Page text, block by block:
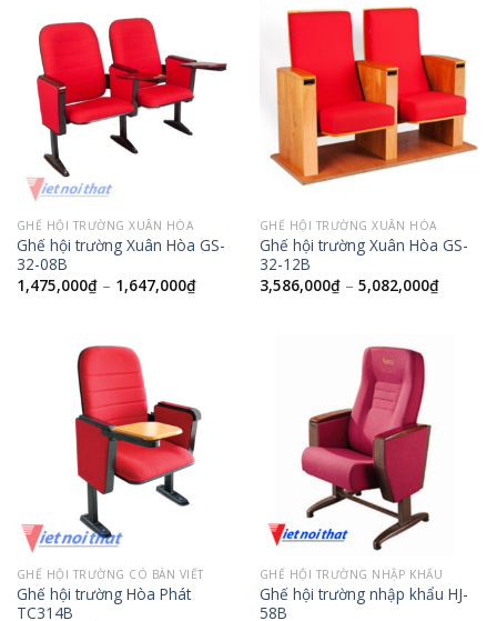
GHẾ HỘI TRƯỜNG XUÂN HÒA
Ghế hội trường Xuân Hòa GS-
32-08B
1,475,000₫– 1,647,000₫
GHẾ HỘI TRƯỜNG XUÂN HÒA
Ghế hội trường Xuân Hòa GS-
32-12B
3,586,000₫– 5,082,000₫
GHẾ HỘI TRƯỜNG CÓ BÀN VIẾT
Ghế hội trường Hòa Phát
TC314B
GHẾ HỘI TRƯỜNG NHẬP KHẨU
Ghế hội trường nhập khẩu HJ-
58B